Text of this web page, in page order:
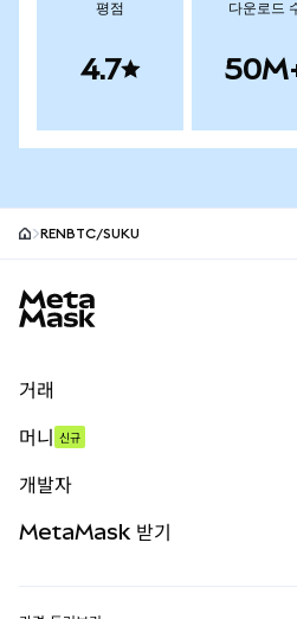
평점
4.7
다운로드
RENBTC/SUKU
거래
무기한 선물
실물자산
머니 신규
개발자
MetaMask 받기